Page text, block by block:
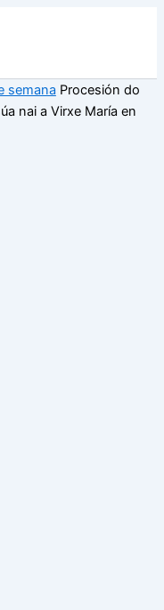
semana Procesión do
nai a Virxe María en